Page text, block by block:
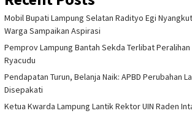
Mobil Bupati Lampung Selatan Radityo Egi
Warga Sampaikan Aspirasi
Pemprov Lampung Bantah Sekda Terlibat Peralihan
Ryacudu
Pendapatan Turun, Belanja Naik: APBD Perubahan
Disepakati
Ketua Kwarda Lampung Lantik Rektor UIN Raden